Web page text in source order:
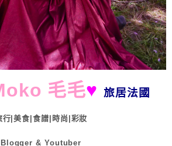
毛毛♥ 旅居法國
行|美食|食譜|時尚|彩妝
Blogger & Youtuber